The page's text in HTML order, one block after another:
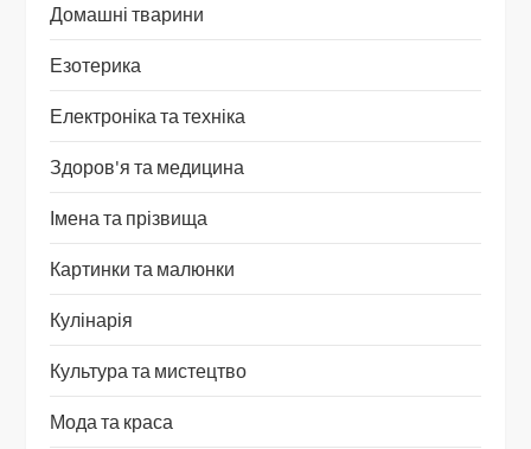
Домашні тварини
Езотерика
Електроніка та техніка
Здоров'я та медицина
Імена та прізвища
Картинки та малюнки
Кулінарія
Культура та мистецтво
Мода та краса